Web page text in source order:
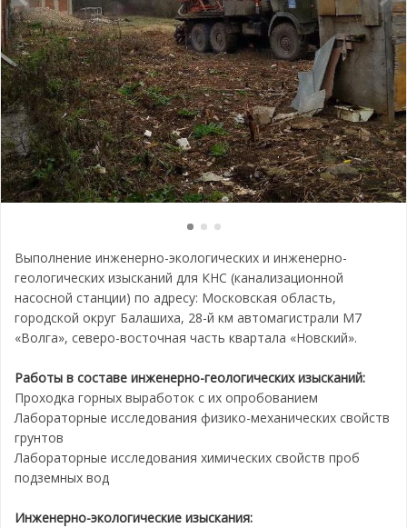
Выполнение инженерно-экологических и инженерно-
геологических изысканий для КНС (канализационной
насосной станции) по адресу: Московская область,
городской округ Балашиха, 28-й км автомагистрали М7
«Волга», северо-восточная часть квартала «Новский».
Работы в составе инженерно-геологических изысканий:
Проходка горных выработок с их опробованием
Лабораторные исследования физико-механических свойств
грунтов
Лабораторные исследования химических свойств проб
подземных вод
Инженерно-экологические изыскания: